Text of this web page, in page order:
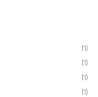
(1)
(1)
(1)
(1)